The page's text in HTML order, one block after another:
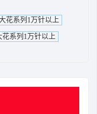
花系列1万针以上
系列1万针以上